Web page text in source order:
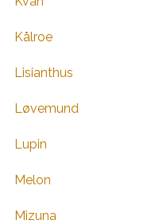
Kålroe
Lisianthus
Løvemund
Lupin
Melon
Mizuna